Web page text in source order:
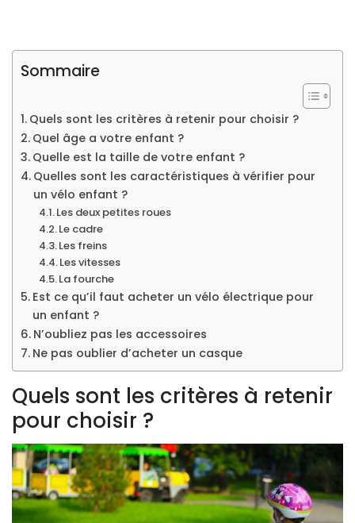
Sommaire
Quels sont les critères à retenir pour choisir ?
Quel âge a votre enfant ?
Quelle est la taille de votre enfant ?
Quelles sont les caractéristiques à vérifier pour
un vélo enfant ?
Les deux petites roues
Le cadre
Les freins
Les vitesses
La fourche
Est ce qu’il faut acheter un vélo électrique pour
un enfant ?
N’oubliez pas les accessoires
Ne pas oublier d’acheter un casque
Quels sont les critères à retenir
pour choisir ?